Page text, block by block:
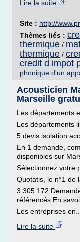
Lire la suite
Site : http://
Thèmes liés :
thermique /
thermique /
credit d impot
phonique d'un
Acousticien
Marseille
Les départements
Les départements
5 devis isolation
En 1 demande,
disponibles sur
Sélectionnez votre
Quotatis, le n°1 de
3 305 172
référencés En
Les entreprises en...
Lire la suite